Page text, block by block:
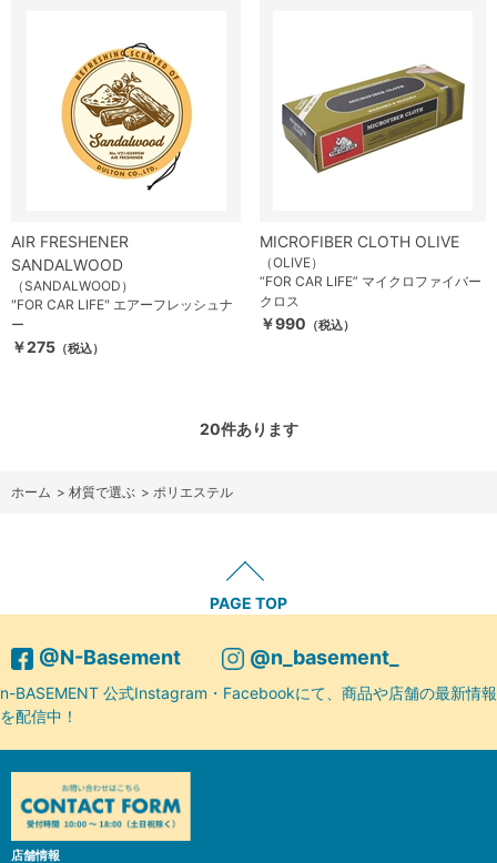
AIR FRESHENER
SANDALWOOD
（SANDALWOOD）
"FOR CAR LIFE" エアーフレッシュナ
ー
￥275 （税込）
MICROFIBER CLOTH OLIVE
（OLIVE）
“FOR CAR LIFE” マイクロファイバー
クロス
￥990 （税込）
20件あります
ホーム > 材質で選ぶ > ポリエステル
PAGE TOP
@N-Basement @n_basement_
n-BASEMENT 公式Instagram・Facebookにて、商品や店舗の最新情報
を配信中！
店舗情報